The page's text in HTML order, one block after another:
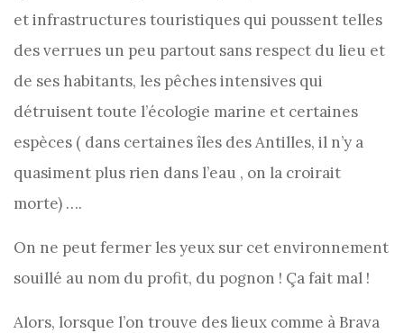
et infrastructures touristiques qui poussent telles
des verrues un peu partout sans respect du lieu et
de ses habitants, les pêches intensives qui
détruisent toute l’écologie marine et certaines
espèces ( dans certaines îles des Antilles, il n’y a
quasiment plus rien dans l’eau , on la croirait
morte) ….
On ne peut fermer les yeux sur cet environnement
souillé au nom du profit, du pognon ! Ça fait mal !
Alors, lorsque l’on trouve des lieux comme à Brava